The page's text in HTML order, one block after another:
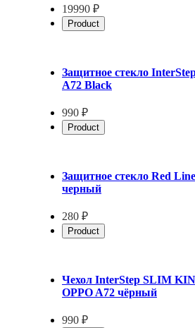
19990 ₽
Product
Защитное стекло
A72 Black
990 ₽
Product
Защитное стекло Red
черный
280 ₽
Product
Чехол InterStep SLIM
OPPO A72 чёрный
990 ₽